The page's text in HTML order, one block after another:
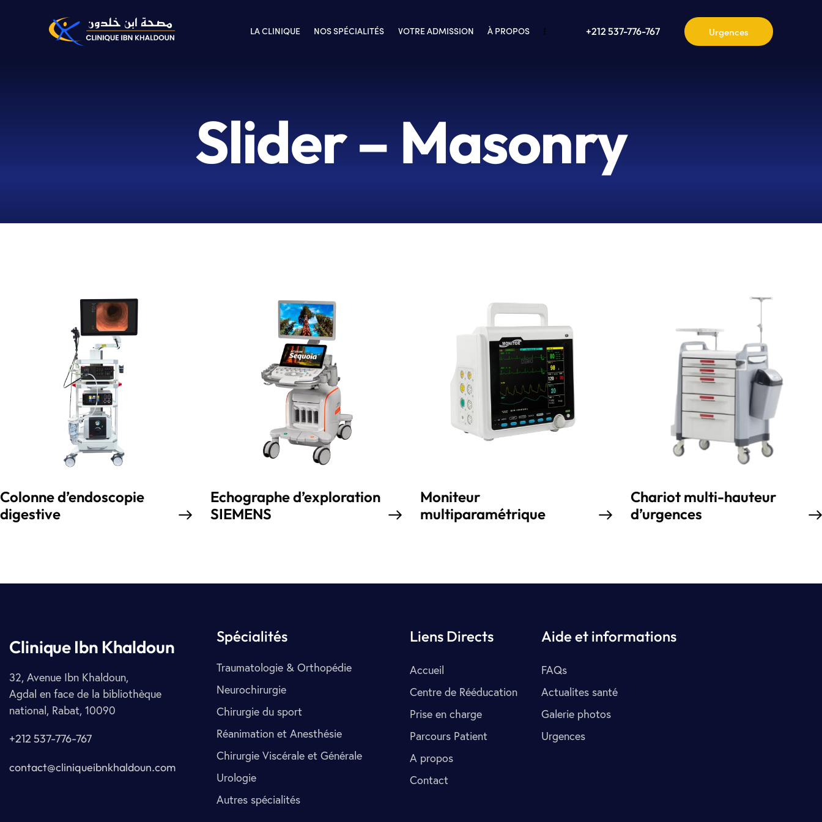
LA CLINIQUE NOS SPÉCIALITÉS VOTRE ADMISSION À PROPOS +212 537-776-767
Slider – Masonry
Colonne d’endoscopie
digestive
Echographe d’exploration
SIEMENS
Moniteur
multiparamétrique
Chariot multi-hauteur
d’urgences
Clinique Ibn Khaldoun
32, Avenue Ibn Khaldoun,
Agdal en face de la bibliothèque
national, Rabat, 10090
+212 537-776-767
contact@cliniqueibnkhaldoun.com
Spécialités
Traumatologie & Orthopédie
Neurochirurgie
Chirurgie du sport
Réanimation et Anesthésie
Chirurgie Viscérale et Générale
Urologie
Autres spécialités
Liens Directs
Accueil
Centre de Rééducation
Prise en charge
Parcours Patient
A propos
Contact
Aide et informations
FAQs
Actualites santé
Galerie photos
Urgences